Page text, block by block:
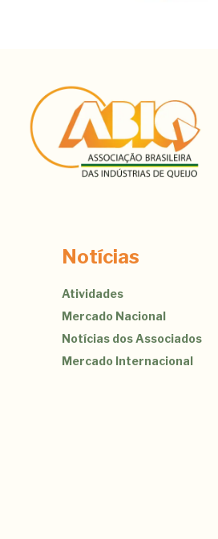
Notícias
Atividades
Mercado Nacional
Notícias dos Associados
Mercado Internacional